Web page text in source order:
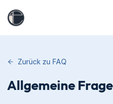
Zurück zu FAQ
Allgemeine